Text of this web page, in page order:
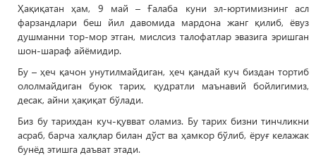
Ҳақиқатан ҳам, 9 май – Ғалаба куни эл-юртимизнинг асл
фарзандлари беш йил давомида мардона жанг қилиб, ёвуз
душманни тор-мор этган, мислсиз талофатлар эвазига эришган
шон-шараф айёмидир.
Бу – ҳеч қачон унутилмайдиган, ҳеч қандай куч биздан тортиб
ололмайдиган буюк тарих, қудратли маънавий бойлигимиз,
десак, айни ҳақиқат бўлади.
Биз бу тарихдан куч-қувват оламиз. Бу тарих бизни тинчликни
асраб, барча халқлар билан дўст ва ҳамкор бўлиб, ёруғ келажак
бунёд этишга даъват этади.